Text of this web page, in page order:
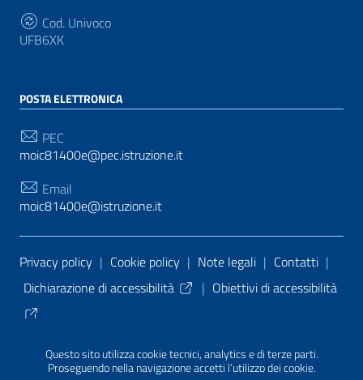
Questo sito utilizza cookie tecnici, analytics e di terze parti.
Proseguendo nella navigazione accetti l’utilizzo dei cookie.
Cod. Univoco
UFB6XK
POSTA ELETTRONICA
PEC
moic81400e@pec.istruzione.it
Email
moic81400e@istruzione.it
Sezione Link Utili
Privacy policy | Cookie policy | Note legali | Contatti |
Dichiarazione di accessibilità
| Obiettivi di accessibilità
PA di AgID
| Realizzato con WordPress da